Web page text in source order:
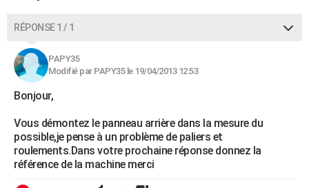
Dictionnaire
Biographies
Citations
Expressions
Proverbes
PROGRAMME TV
COPAINS D'AVANT
S'inscrire
Se connecter
Lycées
Collèges
Primaires
Universités
Entreprises
Service militaire
Avis de recherche
AVIS DE DÉCÈS
FORUM
RÉPONSE 1 / 1
PAPY35
Modifié par PAPY35 le 19/04/2013 12:53
Bonjour,
Vous démontez le panneau arrière dans la mesure du
possible,je pense à un problème de paliers et
roulements.Dans votre prochaine réponse donnez la
référence de la machine merci